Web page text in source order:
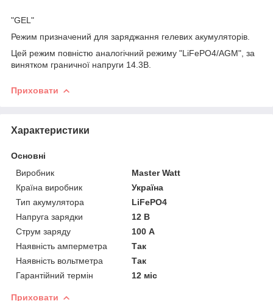
"GEL"
Режим призначений для заряджання гелевих акумуляторів.
Цей режим повністю аналогічний режиму "LiFePO4/AGM", за
винятком граничної напруги 14.3В.
Приховати
Характеристики
Основні
Виробник
Master Watt
Країна виробник
Україна
Тип акумулятора
LiFePO4
Напруга зарядки
12 В
Струм заряду
100 А
Наявність амперметра
Так
Наявність вольтметра
Так
Гарантійний термін
12 міс
Приховати